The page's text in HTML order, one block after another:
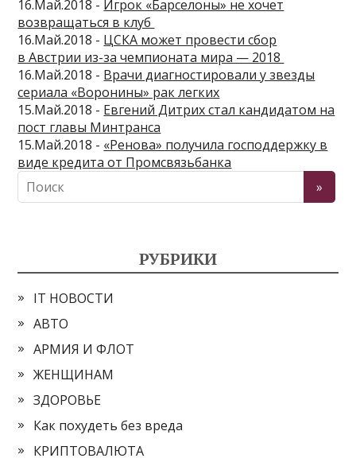
16.Май.2018 - Игрок «Барселоны» не хочет
возвращаться в клуб
16.Май.2018 - ЦСКА может провести сбор
в Австрии из-за чемпионата мира — 2018
16.Май.2018 - Врачи диагностировали у звезды
сериала «Воронины» рак легких
15.Май.2018 - Евгений Дитрих стал кандидатом на
пост главы Минтранса
15.Май.2018 - «Ренова» получила господдержку в
виде кредита от Промсвязьбанка
РУБРИКИ
IT НОВОСТИ
АВТО
АРМИЯ И ФЛОТ
ЖЕНЩИНАМ
ЗДОРОВЬЕ
Как похудеть без вреда
КРИПТОВАЛЮТА